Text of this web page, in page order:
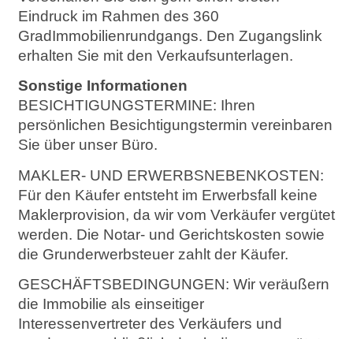
Eindruck im Rahmen des 360
GradImmobilienrundgangs. Den Zugangslink
erhalten Sie mit den Verkaufsunterlagen.
Sonstige Informationen
BESICHTIGUNGSTERMINE: Ihren
persönlichen Besichtigungstermin vereinbaren
Sie über unser Büro.
MAKLER- UND ERWERBSNEBENKOSTEN:
Für den Käufer entsteht im Erwerbsfall keine
Maklerprovision, da wir vom Verkäufer vergütet
werden. Die Notar- und Gerichtskosten sowie
die Grunderwerbsteuer zahlt der Käufer.
GESCHÄFTSBEDINGUNGEN: Wir veräußern
die Immobilie als einseitiger
Interessenvertreter des Verkäufers und